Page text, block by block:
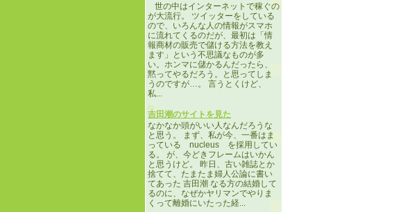
世の中はインターネットで稼ぐの
が大流行。 ツイッターをしている
ので、いろんな人の情報がスマホ
に流れてくるのだが、最初は「情
報商材の販売で儲ける方法を教え
ます」という不思議なものが多
い。ホンマに儲かるんだったら、
黙ってやるだろう。と思ってしま
うのですが…。 言うとくけど、
私...
吉田潮のサイトを見た
なかなか頭がいい人なんだろうな
と思う。 まず、私が今、一番はま
っている nucleus を採用してい
る。 が、今どきフレームはいかん
と思うけど。 昨日、古い雑誌とか
捨てて、たまたま婦人公論に書い
てあった 吉田潮 なる方の結婚して
るのに、なぜかヤリマンでやりま
くって離婚にいたった経...